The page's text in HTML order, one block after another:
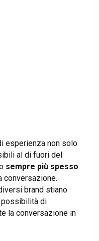
esperienza non solo
al di fuori del
sempre più spesso
conversazione.
brand stiano
possibilità di
la conversazione in